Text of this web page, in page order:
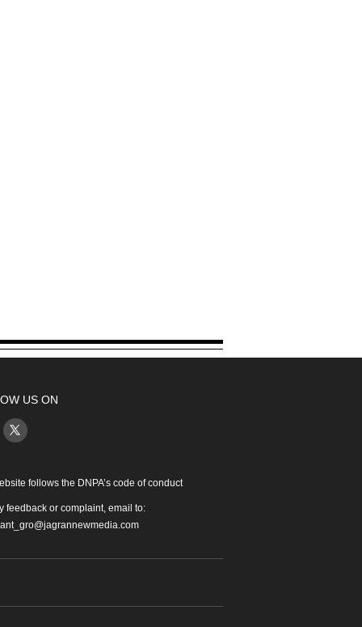
US ON
follows the DNPA’s code of conduct
feedback or complaint, email to: